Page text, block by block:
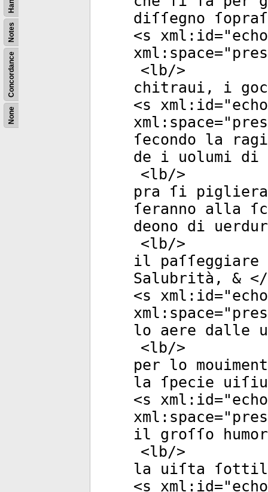
None
Concordance
Notes
diſſegno
<s xml:id="
xml:space="
<lb/>
chitraui, i
<s xml:id="
xml:space="
ſecondo la
de i uolumi di
<lb/>
pra ſi
ſeranno alla
deono di
<lb/>
il
Salubrità, & </
<s xml:id="
xml:space="
lo aere dalle
<lb/>
per lo
la ſpecie
<s xml:id="
xml:space="
il groſſo
<lb/>
la uiſta
<s xml:id="